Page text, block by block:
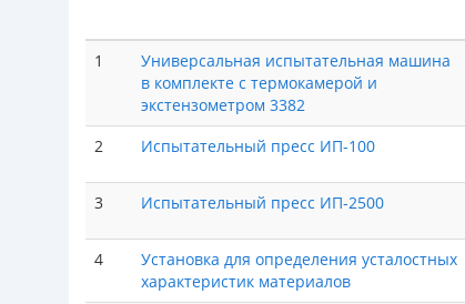
1
Универсальная испытательная машина
в комплекте с термокамерой и
экстензометром 3382
2 Испытательный пресс ИП-100
3 Испытательный пресс ИП-2500
4
Установка для определения усталостных
характеристик материалов